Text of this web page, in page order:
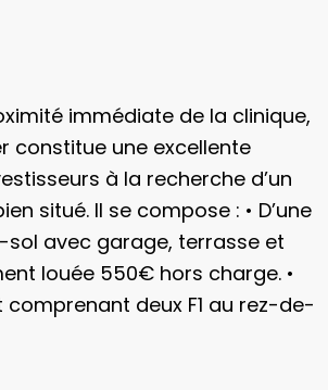
immédiate de la clinique,
constitue une excellente
à la recherche d’un
situé. Il se compose : • D’une
sol avec garage, terrasse et
louée 550€ hors charge. •
comprenant deux F1 au rez-de-
(dont un actuellement